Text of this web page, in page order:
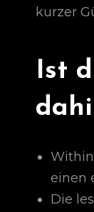
kurzer
Ist
einen
Die